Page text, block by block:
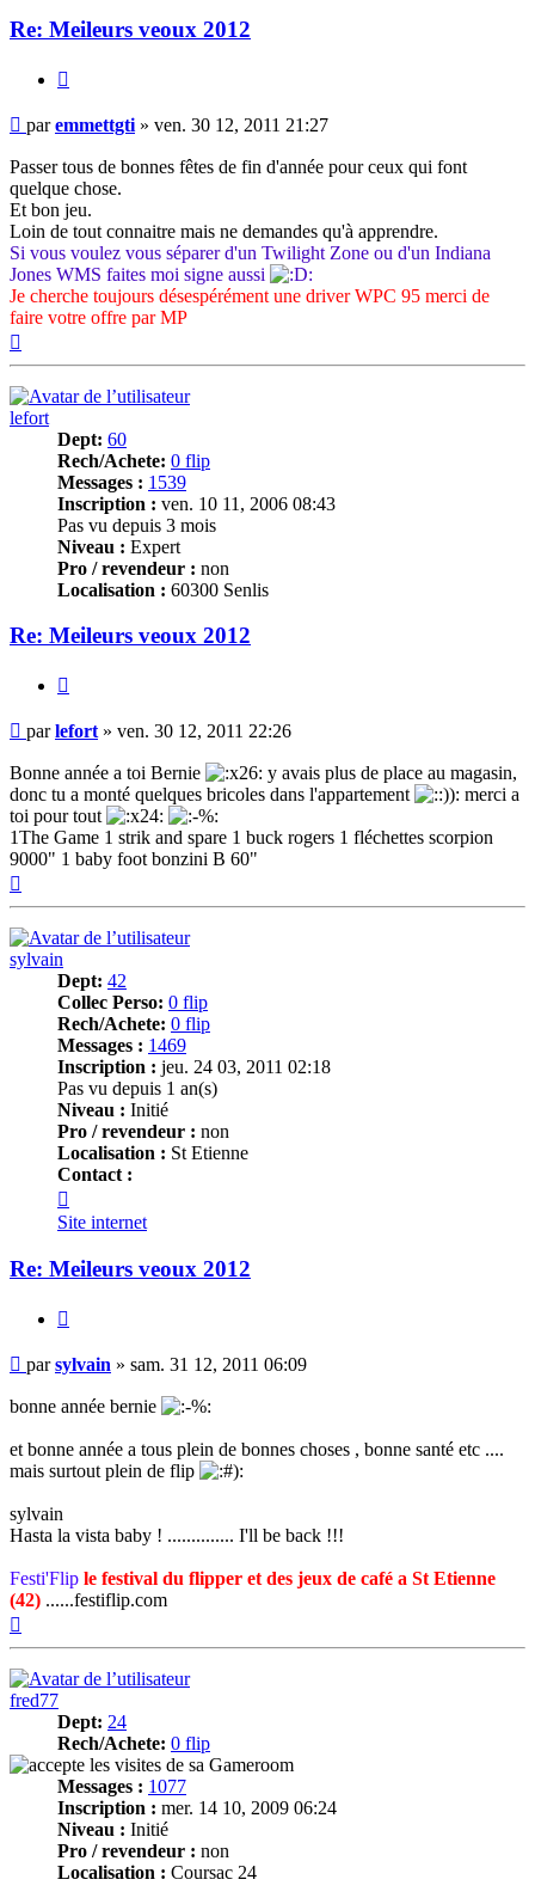
Re: Meileurs veoux 2012
Message
paremmettgti » ven. 30 12, 2011 21:27
Passer tous de bonnes fêtes de fin d'année pour ceux qui font
quelque chose.
Et bon jeu.
Loin de tout connaitre mais ne demandes qu'à apprendre.
Si vous voulez vous séparer d'un Twilight Zone ou d'un Indiana
Jones WMS faites moi signe aussi
Je cherche toujours désespérément une driver WPC 95 merci de
faire votre offre par MP
lefort
Dept: 60
Rech/Achete: 0 flip
Messages : 1539
Inscription : ven. 10 11, 2006 08:43
Pas vu depuis 3 mois
Niveau : Expert
Pro / revendeur : non
Localisation : 60300 Senlis
Re: Meileurs veoux 2012
Message
parlefort » ven. 30 12, 2011 22:26
Bonne année a toi Bernie
y avais plus de place au magasin,
donc tu a monté quelques bricoles dans l'appartement
merci a
toi pour tout
1The Game 1 strik and spare 1 buck rogers 1 fléchettes scorpion
9000" 1 baby foot bonzini B 60"
sylvain
Dept: 42
Collec Perso: 0 flip
Rech/Achete: 0 flip
Messages : 1469
Inscription : jeu. 24 03, 2011 02:18
Pas vu depuis 1 an(s)
Niveau : Initié
Pro / revendeur : non
Localisation : St Etienne
Contact :
sylvain
Site internet
Re: Meileurs veoux 2012
Message
parsylvain » sam. 31 12, 2011 06:09
bonne année bernie
et bonne année a tous plein de bonnes choses , bonne santé etc ....
mais surtout plein de flip
sylvain
Hasta la vista baby ! .............. I'll be back !!!
Festi'Flip le festival du flipper et des jeux de café a St Etienne
(42) ......festiflip.com
fred77
Dept: 24
Rech/Achete: 0 flip
Messages : 1077
Inscription : mer. 14 10, 2009 06:24
Niveau : Initié
Pro / revendeur : non
Localisation : Coursac 24